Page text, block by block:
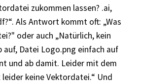
zukommen lassen? .ai,
Als Antwort kommt oft: „Was
oder auch „Natürlich, kein
auf, Datei Logo.png einfach auf
und ab damit. Leider mit dem
leider keine Vektordatei.“ Und